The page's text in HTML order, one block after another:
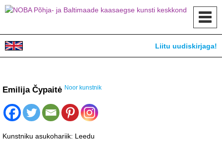
Liitu uudiskirjaga!
Emilija Čypaitė Noor kunstnik
Kunstniku asukohariik: Leedu